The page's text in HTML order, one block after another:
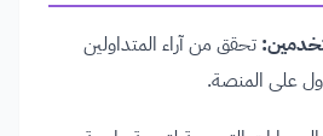
تحقق من آراء المتداولين
على المنصة.